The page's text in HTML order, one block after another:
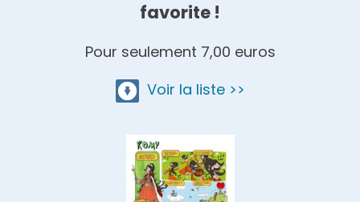
favorite !
Pour seulement 7,00 euros
Voir la liste >>